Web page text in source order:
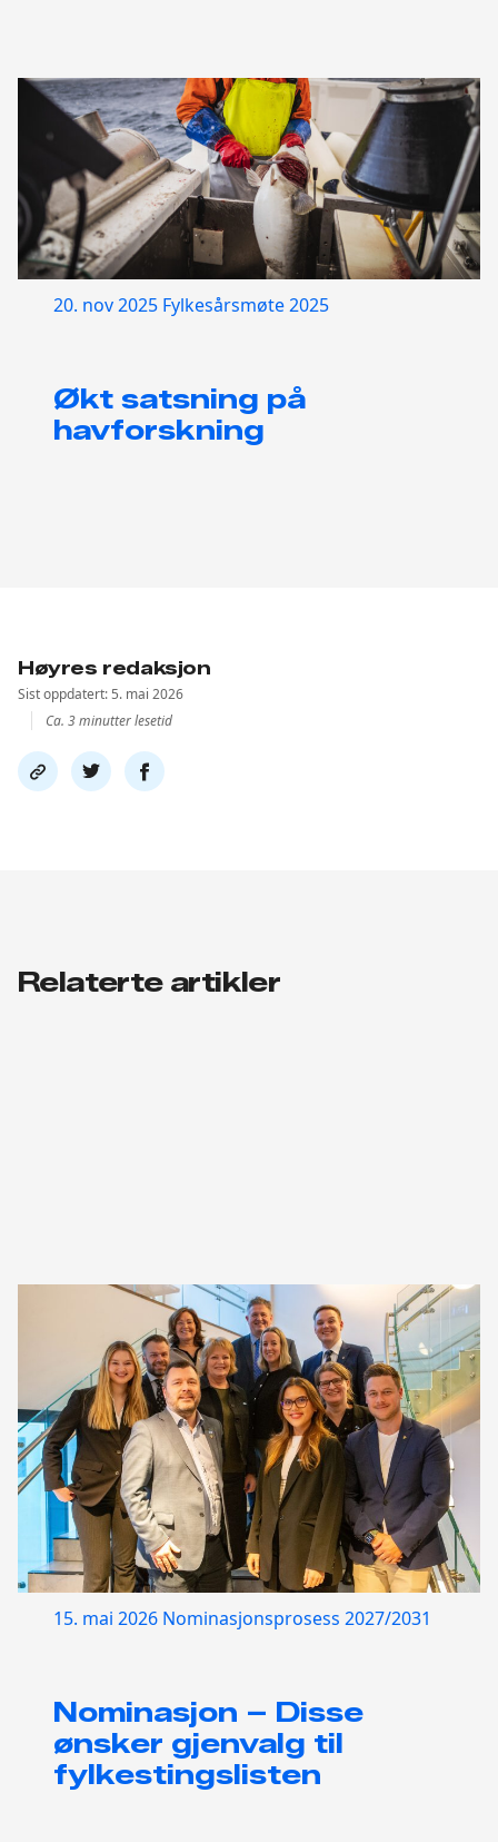
20. nov 2025 Fylkesårsmøte 2025
Økt satsning på
havforskning
Høyres redaksjon
Sist oppdatert: 5. mai 2026
Ca. 3 minutter lesetid
Del
link
Del
på
Del
på
Relaterte artikler
15. mai 2026 Nominasjonsprosess 2027/2031
Nominasjon – Disse
ønsker gjenvalg til
fylkestingslisten